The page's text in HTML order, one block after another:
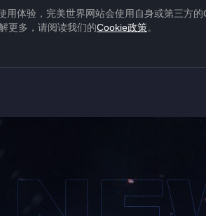
用体验，完美世界网站会使用自身或第三方的
更多，请阅读我们的Cookie政策。
蒸汽平台账号